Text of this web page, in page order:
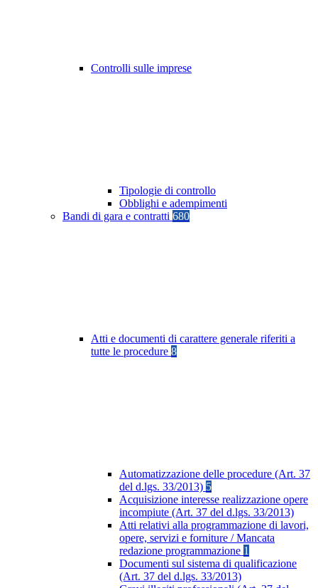
Controlli sulle imprese
Tipologie di controllo
Obblighi e adempimenti
Bandi di gara e contratti 680
Atti e documenti di carattere generale riferiti a
tutte le procedure 8
Automatizzazione delle procedure (Art. 37
del d.lgs. 33/2013) 5
Acquisizione interesse realizzazione opere
incompiute (Art. 37 del d.lgs. 33/2013)
Atti relativi alla programmazione di lavori,
opere, servizi e forniture / Mancata
redazione programmazione 1
Documenti sul sistema di qualificazione
(Art. 37 del d.lgs. 33/2013)